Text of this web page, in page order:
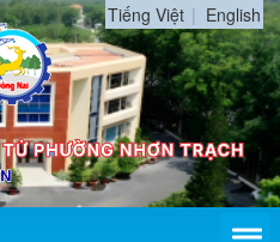
Tiếng Việt English